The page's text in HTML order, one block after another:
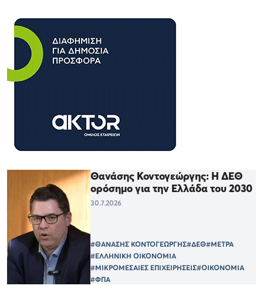
Θανάσης Κοντογεώργης: Η ΔΕΘ
ορόσημο για την Ελλάδα του 2030
30.7.2026
#ΘΑΝΑΣΗΣ ΚΟΝΤΟΓΕΩΡΓΗΣ#ΔΕΘ#ΜΕΤΡΑ
#ΕΛΛΗΝΙΚΗ ΟΙΚΟΝΟΜΙΑ
#ΜΙΚΡΟΜΕΣΑΙΕΣ ΕΠΙΧΕΙΡΗΣΕΙΣ#ΟΙΚΟΝΟΜΙΑ
#ΦΠΑ